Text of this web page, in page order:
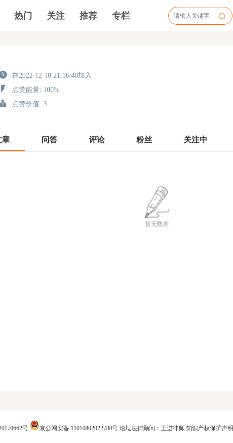
热门 关注 推荐 专栏
在2022-12-18 21:16:40加入
点赞能量: 100%
点赞价值: 3
章 问答 评论 粉丝 关注中
暂无数据
号 京公网安备 11010802022788号 论坛法律顾问：王进律师 知识产权保护声明